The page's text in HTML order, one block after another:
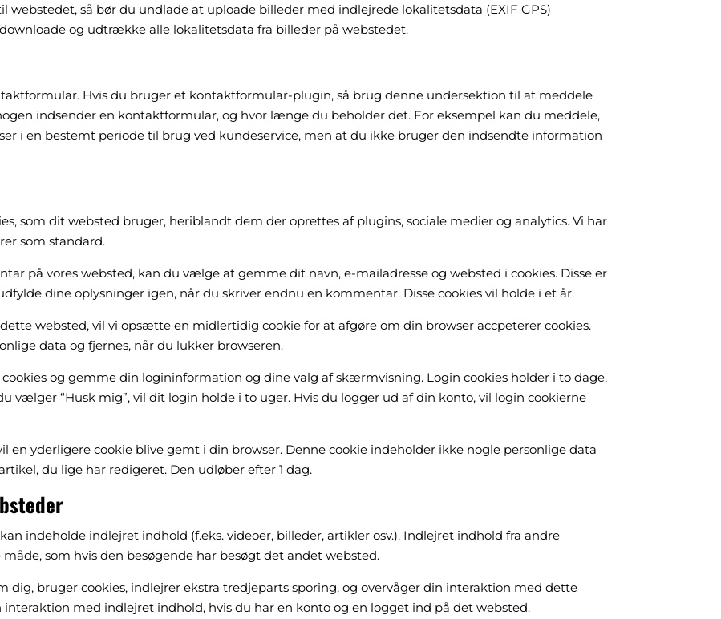
webstedet, så bør du undlade at uploade billeder med indlejrede lokalitetsdata (EXIF GPS)
og udtrække alle lokalitetsdata fra billeder på webstedet.
Hvis du bruger et kontaktformular-plugin, så brug denne undersektion til at meddele
indsender en kontaktformular, og hvor længe du beholder det. For eksempel kan du meddele,
i en bestemt periode til brug ved kundeservice, men at du ikke bruger den indsendte information
som dit websted bruger, heriblandt dem der oprettes af plugins, sociale medier og analytics. Vi har
som standard.
på vores websted, kan du vælge at gemme dit navn, e-mailadresse og websted i cookies. Disse er
dine oplysninger igen, når du skriver endnu en kommentar. Disse cookies vil holde i et år.
websted, vil vi opsætte en midlertidig cookie for at afgøre om din browser accpeterer cookies.
data og fjernes, når du lukker browseren.
og gemme din logininformation og dine valg af skærmvisning. Login cookies holder i to dage,
vælger “Husk mig”, vil dit login holde i to uger. Hvis du logger ud af din konto, vil login cookierne
en yderligere cookie blive gemt i din browser. Denne cookie indeholder ikke nogle personlige data
du lige har redigeret. Den udløber efter 1 dag.
indeholde indlejret indhold (f.eks. videoer, billeder, artikler osv.). Indlejret indhold fra andre
som hvis den besøgende har besøgt det andet websted.
dig, bruger cookies, indlejrer ekstra tredjeparts sporing, og overvåger din interaktion med dette
med indlejret indhold, hvis du har en konto og en logget ind på det websted.